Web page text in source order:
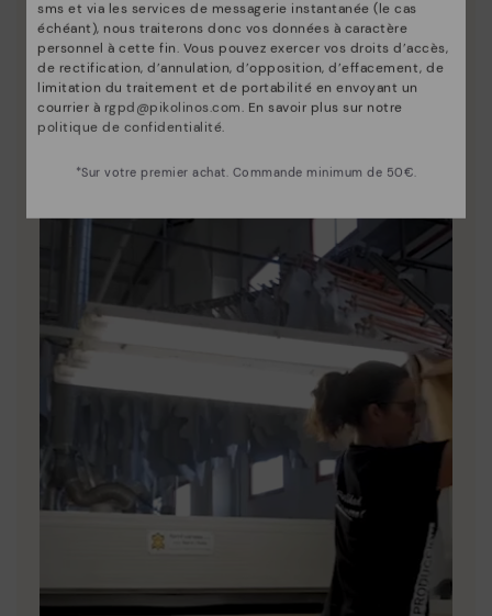
La nature de Pikolinos
Découvrez suite
chaussure unique.
sms et via les services de messagerie instantanée (le cas
échéant), nous traiterons donc vos données à caractère
personnel à cette fin. Vous pouvez exercer vos droits d’accès,
de rectification, d’annulation, d’opposition, d’effacement, de
limitation du traitement et de portabilité en envoyant un
courrier à rgpd@pikolinos.com. En savoir plus sur notre
politique de confidentialité.
*Sur votre premier achat. Commande minimum de 50€.